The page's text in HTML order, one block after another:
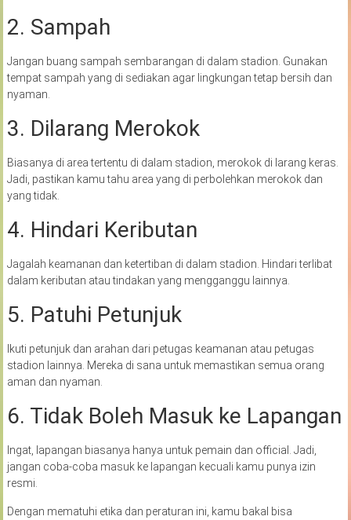
2. Sampah
Jangan buang sampah sembarangan di dalam stadion. Gunakan
tempat sampah yang di sediakan agar lingkungan tetap bersih dan
nyaman.
3. Dilarang Merokok
Biasanya di area tertentu di dalam stadion, merokok di larang keras.
Jadi, pastikan kamu tahu area yang di perbolehkan merokok dan
yang tidak.
4. Hindari Keributan
Jagalah keamanan dan ketertiban di dalam stadion. Hindari terlibat
dalam keributan atau tindakan yang mengganggu lainnya.
5. Patuhi Petunjuk
Ikuti petunjuk dan arahan dari petugas keamanan atau petugas
stadion lainnya. Mereka di sana untuk memastikan semua orang
aman dan nyaman.
6. Tidak Boleh Masuk ke Lapangan
Ingat, lapangan biasanya hanya untuk pemain dan official. Jadi,
jangan coba-coba masuk ke lapangan kecuali kamu punya izin
resmi.
Dengan mematuhi etika dan peraturan ini, kamu bakal bisa